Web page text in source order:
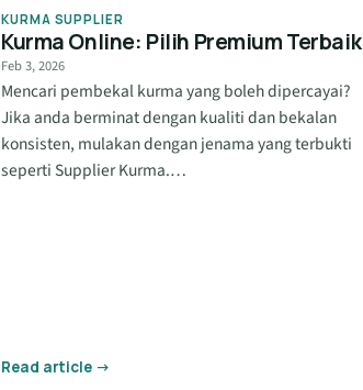
KURMA SUPPLIER
Kurma Online: Pilih Premium Terbaik
Feb 3, 2026
Mencari pembekal kurma yang boleh dipercayai?
Jika anda berminat dengan kualiti dan bekalan
konsisten, mulakan dengan jenama yang terbukti
seperti Supplier Kurma.…
Read article →